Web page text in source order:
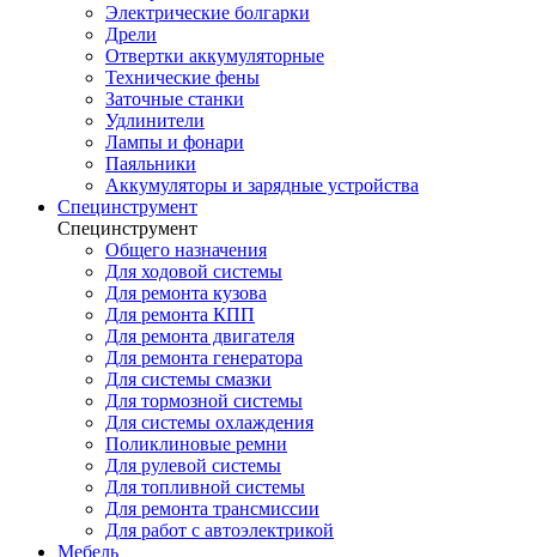
Электрические болгарки
Дрели
Отвертки аккумуляторные
Технические фены
Заточные станки
Удлинители
Лампы и фонари
Паяльники
Аккумуляторы и зарядные устройства
Специнструмент
Специнструмент
Общего назначения
Для ходовой системы
Для ремонта кузова
Для ремонта КПП
Для ремонта двигателя
Для ремонта генератора
Для системы смазки
Для тормозной системы
Для системы охлаждения
Поликлиновые ремни
Для рулевой системы
Для топливной системы
Для ремонта трансмиссии
Для работ с автоэлектрикой
Мебель